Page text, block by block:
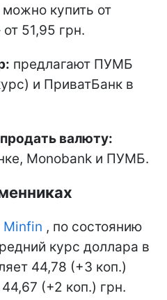
купить от
51,95 грн.
предлагают ПУМБ
и ПриватБанк в
валюту:
Monobank и ПУМБ.
Minfin , по состоянию
курс доллара в
44,78 (+3 коп.)
(+2 коп.) грн.